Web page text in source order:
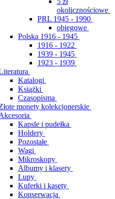
okolicznościowe
PRL 1945 - 1990
obiegowe
Polska 1916 - 1945
1916 - 1922
1939 - 1945
1923 - 1939
Katalogi
Książki
Czasopisma
monety kolekcjonerskie
Kapsle i pudełka
Holdery
Pozostałe
Wagi
Mikroskopy
Albumy i klasery
Lupy
Kuferki i kasety
Konserwacja